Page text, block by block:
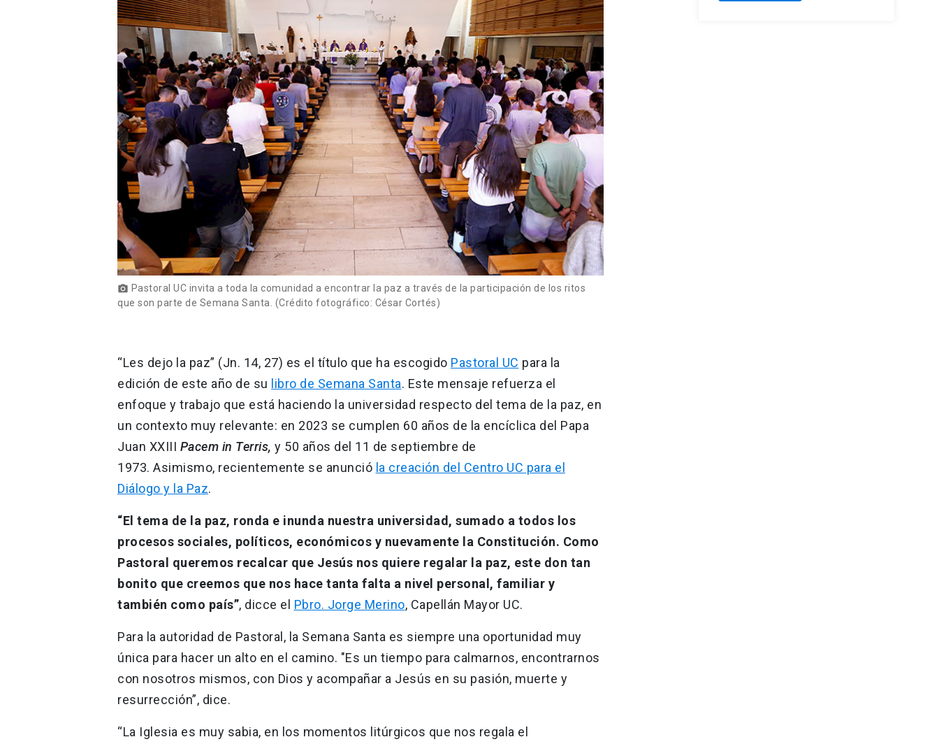
photo_camera Pastoral UC invita a toda la comunidad a encontrar la paz a través de la participación de los ritos
que son parte de Semana Santa. (Crédito fotográfico: César Cortés)
“Les dejo la paz” (Jn. 14, 27) es el título que ha escogido Pastoral UC para la
edición de este año de su libro de Semana Santa. Este mensaje refuerza el
enfoque y trabajo que está haciendo la universidad respecto del tema de la paz, en
un contexto muy relevante: en 2023 se cumplen 60 años de la encíclica del Papa
Juan XXIII Pacem in Terris, y 50 años del 11 de septiembre de
1973. Asimismo, recientemente se anunció la creación del Centro UC para el
Diálogo y la Paz.
“El tema de la paz, ronda e inunda nuestra universidad, sumado a todos los
procesos sociales, políticos, económicos y nuevamente la Constitución. Como
Pastoral queremos recalcar que Jesús nos quiere regalar la paz, este don tan
bonito que creemos que nos hace tanta falta a nivel personal, familiar y
también como país”, dicce el Pbro. Jorge Merino, Capellán Mayor UC.
Para la autoridad de Pastoral, la Semana Santa es siempre una oportunidad muy
única para hacer un alto en el camino. "Es un tiempo para calmarnos, encontrarnos
con nosotros mismos, con Dios y acompañar a Jesús en su pasión, muerte y
resurrección”, dice.
“La Iglesia es muy sabia, en los momentos litúrgicos que nos regala el